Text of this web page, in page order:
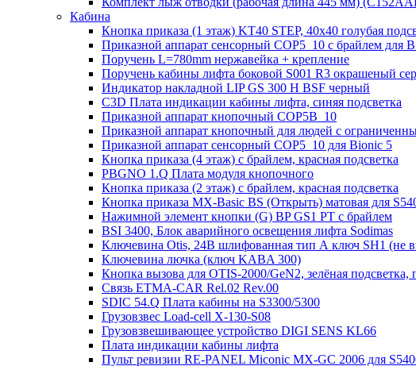
Кабина
Кнопка приказа (1 этаж) KT40 STEP, 40х40 голубая
Приказной аппарат сенсорный COP5_10 с брайлем для
Поручень L=780mm нержавейка + крепление
Поручень кабины лифта боковой S001 R3 окрашеный
Индикатор накладной LIP GS 300 H BSF черный
C3D Плата индикации кабины лифта, синяя подсветка
Приказной аппарат кнопочный COP5B_10
Приказной аппарат кнопочный для людей с
Приказной аппарат сенсорный COP5_10 для Bionic 5
Кнопка приказа (4 этаж) с брайлем, красная подсветка
PBGNO 1.Q Плата модуля кнопочного
Кнопка приказа (2 этаж) с брайлем, красная подсветка
Кнопка приказа MX-Basic BS (Открыть) матовая для
Нажимной элемент кнопки (G) BP GS1 PT с брайлем
BSI 3400, Блок аварийного освещения лифта Sodimas
Ключевина Otis, 24В шлифованная тип А ключ SH1 (не
Ключевина лючка (ключ KABA 300)
Кнопка вызова для OTIS-2000/GeN2, зелёная
Связь ETMA-CAR Rel.02 Rev.00
SDIC 54.Q Плата кабины на S3300/5300
Грузовзвес Load-cell X-130-S08
Грузовзвешивающее устройство DIGI SENS KL66
Плата индикации кабины лифта
Пульт ревизии RE-PANEL Miconic MX-GC 2006 для